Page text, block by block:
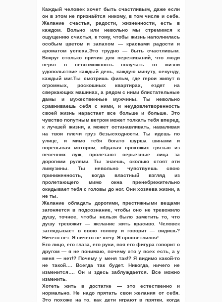
Каждый человек хочет быть счастливым, даже если
он в этом не признаётся никому, в том числе и себе.
Желание счастья, радости, жизненности, есть в
каждом. Вольно или невольно мы стремимся к
ощущению счастья, к тому, чтобы жизнь наполнилась
особым цветом и запахом — красками радости и
ароматом успеха.Это трудно — быть счастливым.
Вокруг столько причин для переживаний, что люди
верят в невозможность получать от жизни
удовольствие каждый день, каждую минуту, секунду,
каждый миг.Ты смотришь фильм, где герои живут в
огромных, роскошных квартирах, ездят на
сверкающих машинах, а рядом с ними блистательные
дамы и мужественные мужчины. Ты невольно
сравниваешь себя с ними, и неудовлетворенность
своей жизнь нарастает все больше и больше. Это
чувство попутным ветром может толкать тебя вперед,
к лучшей жизни, а может останавливать, наваливая
на твои плечи груз безысходности. Ты идешь по
улице, и мимо тебя богато шурша шинами и
поревывая мотором, обдавая прохожих грязью из
весенних луж, пролетают серьезные лица за
дорогими рулями. Ты знаешь, сколько стоят эти
лимузины. Ты невольно чувствуешь свою
приниженность, когда властный взгляд из
пролетающего мимо окна пренебрежительно
окидывает тебя с головы до ног. Они хозяева жизни, а
не ты.
Желание обладать дорогими, престижными вещами
загоняется в подсознание, чтобы оно не тревожило
душу, точнее, чтобы нельзя было заметить то, что
душу тревожит — желание жить красиво. Человек
заглядывает в свою голову и говорит — видишь?
Ничего нет. Я ничего не хочу. Я просветлился!
Его лицо, его глаза, его руки, вся его фигура говорит о
другом — я не понимаю, почему это у всех есть, а у
меня — нет!? Почему у меня так!? Я видимо какой-то
не такой…. Всегда так будет. Никогда, ничего не
изменится…. Он и здесь заблуждается. Все можно
изменить.
Хотеть жить в достатке — это естественно и
нормально. Не надо прятать свои желания от себя.
Это похоже на то, как дети играют в прятки, когда